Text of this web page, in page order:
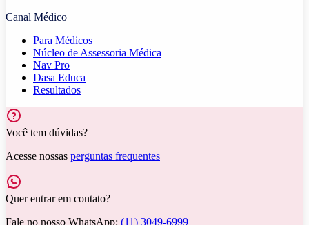
Canal Médico
Para Médicos
Núcleo de Assessoria Médica
Nav Pro
Dasa Educa
Resultados
Você tem dúvidas?
Acesse nossas perguntas frequentes
Quer entrar em contato?
Fale no nosso WhatsApp: (11) 3049-6999